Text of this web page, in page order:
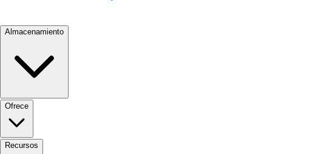
Almacenamiento
Ofrece
Recursos